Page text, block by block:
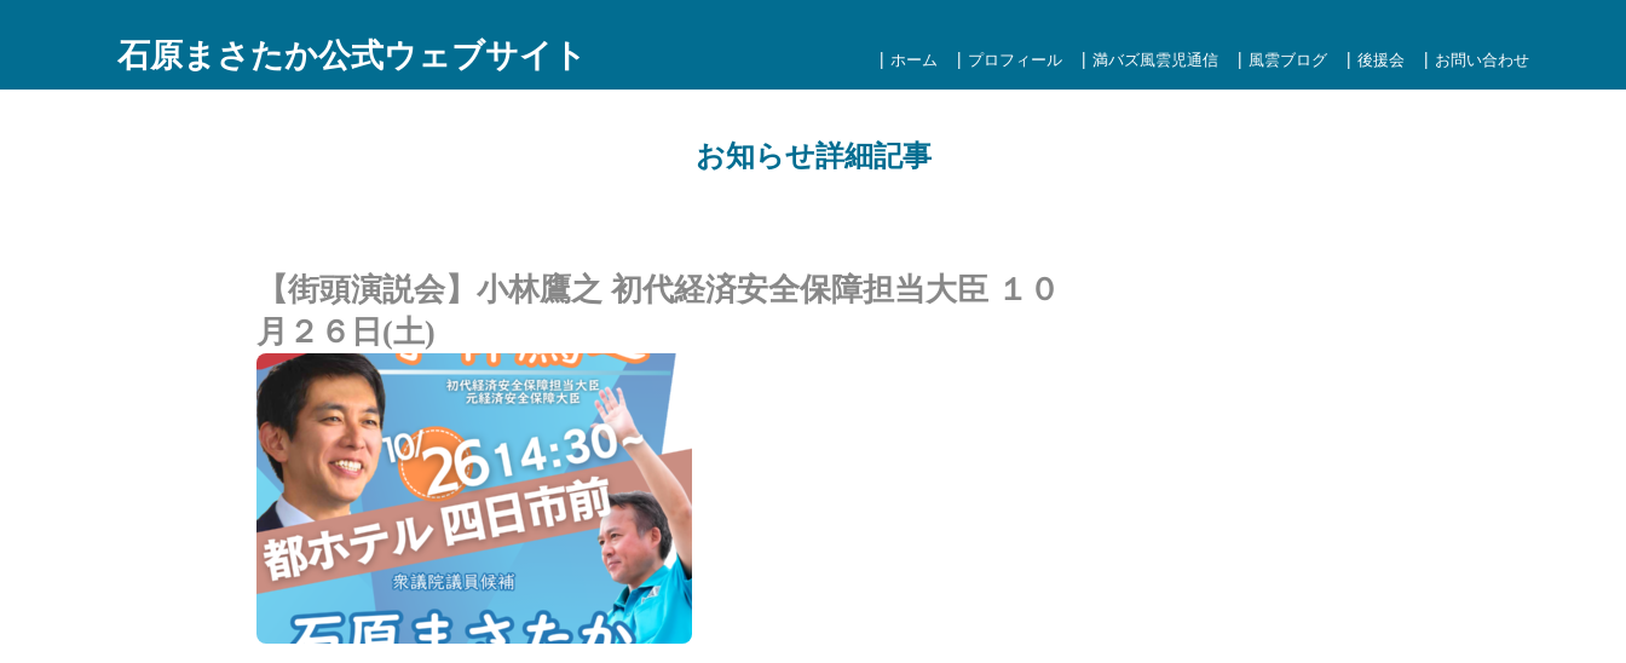
石原まさたか公式ウェブサイト ホーム プロフィール 満バズ風雲児通信 風雲ブログ 後援会 お問い合わせ
お知らせ詳細記事
【街頭演説会】小林鷹之 初代経済安全保障担当大臣 １０
月２６日(土)